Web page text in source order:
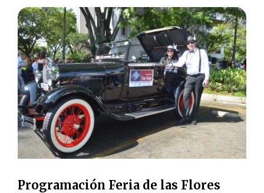
Programación Feria de las Flores